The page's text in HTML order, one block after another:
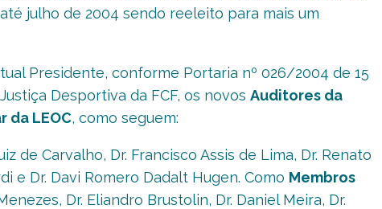
julho de 2004 sendo reeleito para mais um
Presidente, conforme Portaria nº 026/2004 de 15
Desportiva da FCF, os novos Auditores da
da LEOC, como seguem:
de Carvalho, Dr. Francisco Assis de Lima, Dr. Renato
e Dr. Davi Romero Dadalt Hugen. Como Membros
Dr. Eliandro Brustolin, Dr. Daniel Meira, Dr.